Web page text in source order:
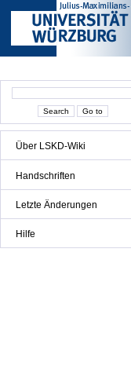
Über LSKD-Wiki
Handschriften
Letzte Änderungen
Hilfe